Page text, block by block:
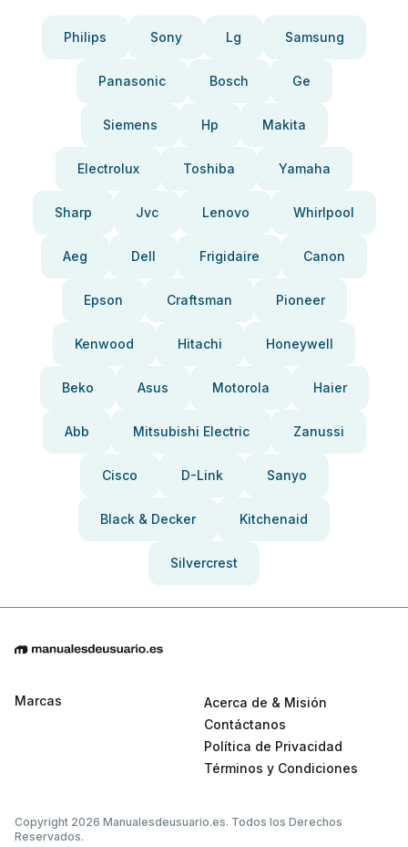
Philips Sony Lg Samsung
Panasonic Bosch Ge
Siemens Hp Makita
Electrolux Toshiba Yamaha
Sharp Jvc Lenovo Whirlpool
Aeg Dell Frigidaire Canon
Epson Craftsman Pioneer
Kenwood Hitachi Honeywell
Beko Asus Motorola Haier
Abb Mitsubishi Electric Zanussi
Cisco D-Link Sanyo
Black & Decker Kitchenaid
Silvercrest
Marcas
Acerca de & Misión
Contáctanos
Política de Privacidad
Términos y Condiciones
Copyright 2026 Manualesdeusuario.es. Todos los Derechos
Reservados.